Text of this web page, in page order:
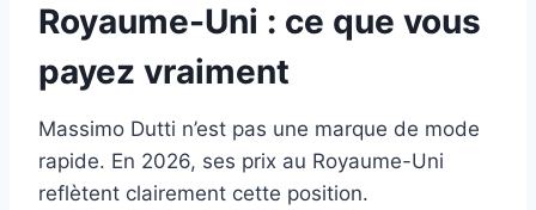
Royaume-Uni : ce que vous
payez vraiment
Massimo Dutti n’est pas une marque de mode
rapide. En 2026, ses prix au Royaume-Uni
reflètent clairement cette position.